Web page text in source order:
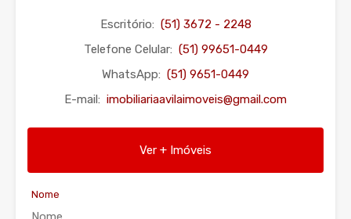
Escritório: (51) 3672 - 2248
Telefone Celular: (51) 99651-0449
WhatsApp: (51) 9651-0449
E-mail: imobiliariaavilaimoveis@gmail.com
Ver + Imóveis
Nome